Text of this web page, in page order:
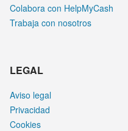
Colabora con HelpMyCash
Trabaja con nosotros
LEGAL
Aviso legal
Privacidad
Cookies